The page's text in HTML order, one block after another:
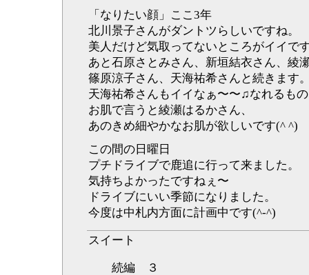
「なりたい顔」ここ3年
北川景子さんがダントツらしいですね。
美人だけど気取ってないところがイイで
あと石原さとみさん、新垣結衣さん、綾
篠原涼子さん、天海祐希さんと続きます
天海祐希さんもイイなぁ〜〜♫なれるも
お肌で言うと綾瀬はるかさん、
あのきめ細やかなお肌が欲しいです(^ ^)
この間の日曜日
プチドライブで鹿追に行って来ました。
気持ちよかったですねぇ〜
ドライブにいい季節になりました。
今度は中札内方面に計画中です(^-^)
スイート
続編 ３